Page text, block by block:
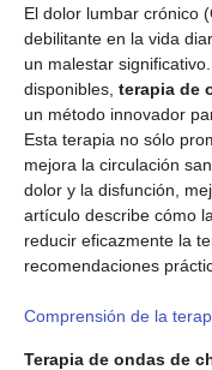
El dolor lumbar crónico
debilitante en la vida
un malestar
disponibles, terapia de
un método innovador
Esta terapia no sólo
mejora la circulación
dolor y la disfunción,
artículo describe cómo
reducir eficazmente la
recomendaciones
Comprensión de la
Terapia de ondas de